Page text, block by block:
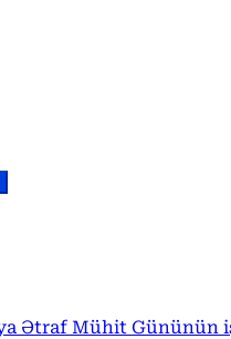
Ətraf Mühit Gününün